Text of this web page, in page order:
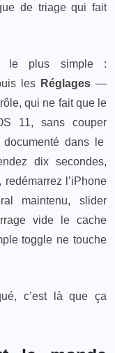
de triage qui fait
le plus simple :
les Réglages—
qui ne fait que le
11, sans couper
documenté dans le
dix secondes,
l’iPhone
maintenu, slider
vide le cache
toggle ne touche
c’est là que ça